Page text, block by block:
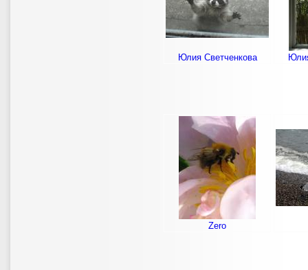
Юлия Светченкова
Zero